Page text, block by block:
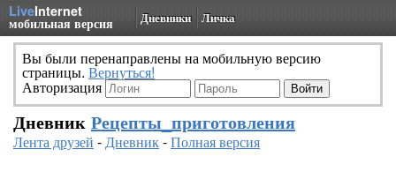
LiveInternet
мобильная версия Дневники Личка
Вы были перенаправлены на мобильную версию
страницы. Вернуться!
Авторизация
Дневник Рецепты_приготовления
Лента друзей -Дневник-Полная версия